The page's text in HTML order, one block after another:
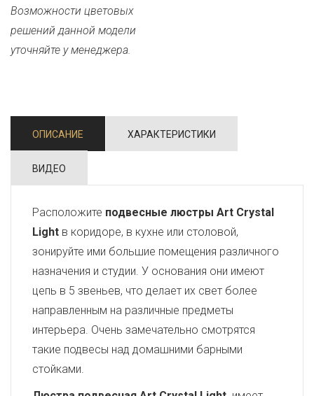
Возможности цветовых
решений данной модели
уточняйте у менеджера.
ОПИСАНИЕ ХАРАКТЕРИСТИКИ
ВИДЕО
Расположите подвесные люстры Art Crystal
Light в коридоре, в кухне или столовой,
зонируйте ими большие помещения различного
назначения и студии. У основания они имеют
цепь в 5 звеньев, что делает их свет более
направленным на различные предметы
интерьера. Очень замечательно смотрятся
такие подвесы над домашними барными
стойками.